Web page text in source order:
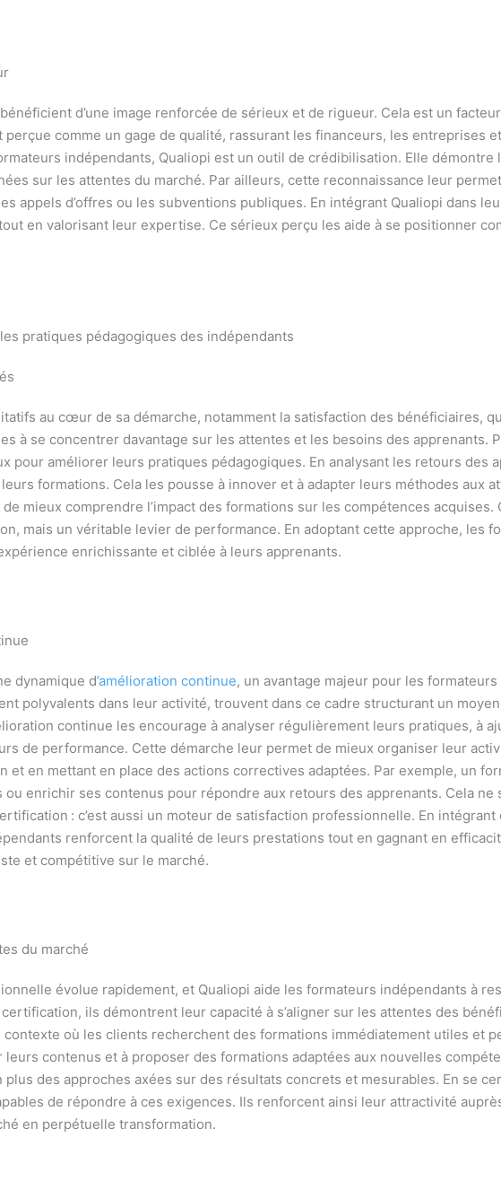
d’une image renforcée de sérieux et de rigueur. Cela est un
comme un gage de qualité, rassurant les financeurs, les entreprises
indépendants, Qualiopi est un outil de crédibilisation. Elle
sur les attentes du marché. Par ailleurs, cette reconnaissance leur
appels d’offres ou les subventions publiques. En intégrant Qualiopi dans
en valorisant leur expertise. Ce sérieux perçu les aide à se positionner
pratiques pédagogiques des indépendants
au cœur de sa démarche, notamment la satisfaction des bénéficiaires,
à se concentrer davantage sur les attentes et les besoins des apprenants.
pour améliorer leurs pratiques pédagogiques. En analysant les retours des
formations. Cela les pousse à innover et à adapter leurs méthodes aux
mieux comprendre l’impact des formations sur les compétences acquises.
mais un véritable levier de performance. En adoptant cette approche, les
enrichissante et ciblée à leurs apprenants.
dynamique d’amélioration continue, un avantage majeur pour les formateurs
polyvalents dans leur activité, trouvent dans ce cadre structurant un moyen
continue les encourage à analyser régulièrement leurs pratiques, à
de performance. Cette démarche leur permet de mieux organiser leur
et en mettant en place des actions correctives adaptées. Par exemple, un
enrichir ses contenus pour répondre aux retours des apprenants. Cela ne
: c’est aussi un moteur de satisfaction professionnelle. En intégrant
renforcent la qualité de leurs prestations tout en gagnant en
et compétitive sur le marché.
du marché
évolue rapidement, et Qualiopi aide les formateurs indépendants à
ils démontrent leur capacité à s’aligner sur les attentes des
où les clients recherchent des formations immédiatement utiles et
contenus et à proposer des formations adaptées aux nouvelles
des approches axées sur des résultats concrets et mesurables. En se
de répondre à ces exigences. Ils renforcent ainsi leur attractivité
en perpétuelle transformation.